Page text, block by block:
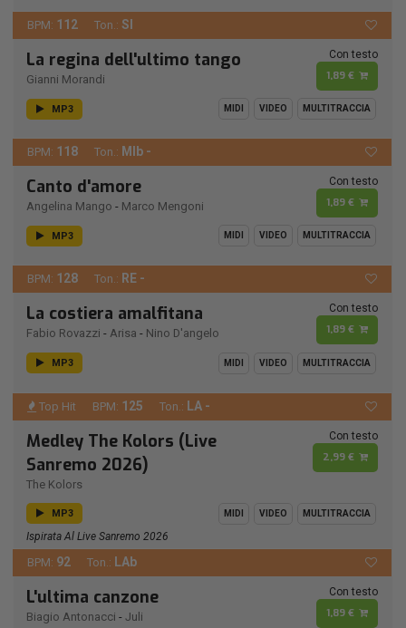
BPM: 112 Ton.: SI
La regina dell'ultimo tango
Gianni Morandi
Con testo
1,89 €
MP3 MIDI VIDEO MULTITRACCIA
BPM: 118 Ton.: MIb -
Canto d'amore
Angelina Mango - Marco Mengoni
Con testo
1,89 €
MP3 MIDI VIDEO MULTITRACCIA
BPM: 128 Ton.: RE -
La costiera amalfitana
Fabio Rovazzi - Arisa - Nino D'angelo
Con testo
1,89 €
MP3 MIDI VIDEO MULTITRACCIA
Top Hit BPM: 125 Ton.: LA -
Medley The Kolors (Live
Sanremo 2026)
The Kolors
Con testo
2,99 €
MP3 MIDI VIDEO MULTITRACCIA
Ispirata Al Live Sanremo 2026
BPM: 92 Ton.: LAb
L'ultima canzone
Biagio Antonacci - Juli
Con testo
1,89 €